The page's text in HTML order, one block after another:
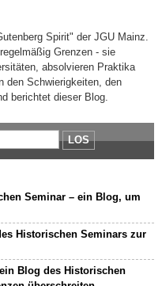
Spirit" der JGU Mainz.
Grenzen - sie
absolvieren Praktika
den Schwierigkeiten, den
berichtet dieser Blog.
LOS
Seminar – ein Blog, um
Historischen Seminars zur
Blog des Historischen